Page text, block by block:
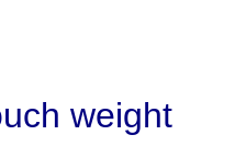
weight